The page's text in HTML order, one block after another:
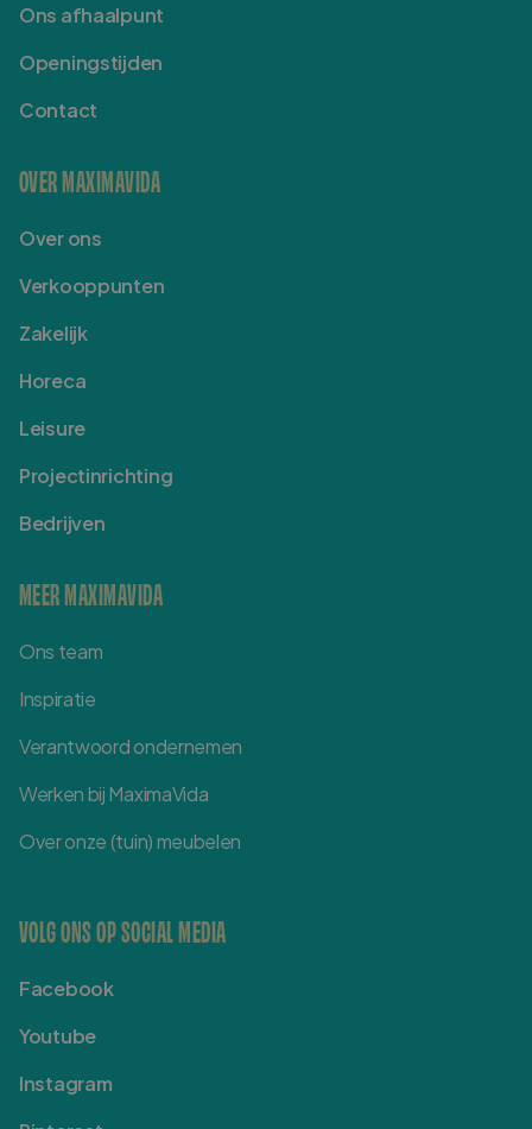
Ons afhaalpunt
Openingstijden
Contact
OVER MAXIMAVIDA
Over ons
Verkooppunten
Zakelijk
Horeca
Leisure
Projectinrichting
Bedrijven
MEER MAXIMAVIDA
Ons team
Inspiratie
Verantwoord ondernemen
Werken bij MaximaVida
Over onze (tuin) meubelen
VOLG ONS OP SOCIAL MEDIA
Facebook
Youtube
Instagram